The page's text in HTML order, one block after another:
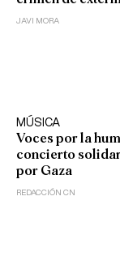
JAVI MORA
MÚSICA
Voces por la
concierto
por Gaza
REDACCIÓN CN